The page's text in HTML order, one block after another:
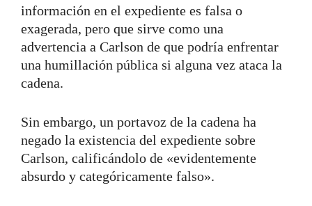
información en el expediente es falsa o
exagerada, pero que sirve como una
advertencia a Carlson de que podría enfrentar
una humillación pública si alguna vez ataca la
cadena.
Sin embargo, un portavoz de la cadena ha
negado la existencia del expediente sobre
Carlson, calificándolo de «evidentemente
absurdo y categóricamente falso».